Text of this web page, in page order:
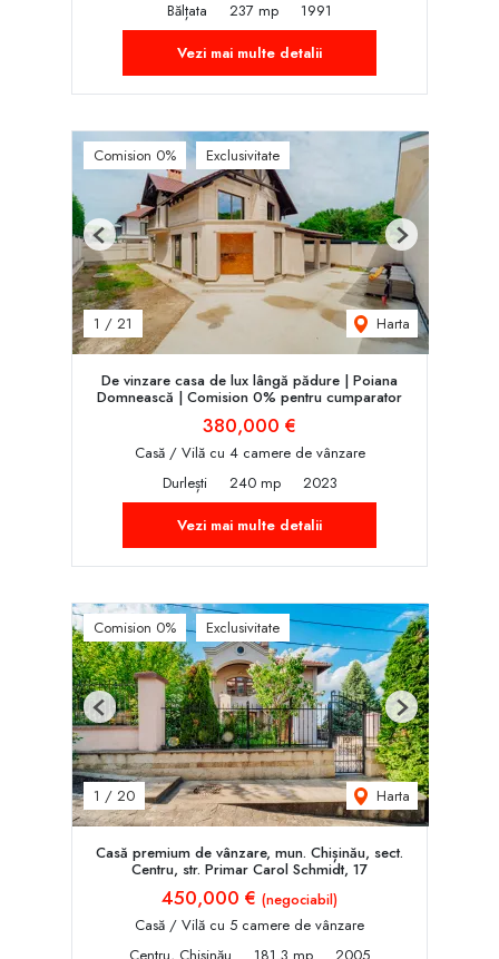
Bălțata
237 mp
1991
Vezi mai multe detalii
Comision 0% Exclusivitate
1 / 21 Harta
Previous Next
De vinzare casa de lux lângă pădure | Poiana
Domnească | Comision 0% pentru cumparator
380,000 €
Casă / Vilă cu 4 camere de vânzare
Durlești
240 mp
2023
Vezi mai multe detalii
Comision 0% Exclusivitate
1 / 20 Harta
Previous Next
Casă premium de vânzare, mun. Chișinău, sect.
Centru, str. Primar Carol Schmidt, 17
450,000 € (negociabil)
Casă / Vilă cu 5 camere de vânzare
Centru, Chișinău
181.3 mp
2005